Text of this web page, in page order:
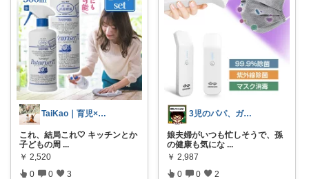
TaiKao｜育児×時短くらし🧺
これ、結局これ🤍 キッチンとか
子どもの周 ...
￥ 2,520
0 0 3
3児のパパ、ガジェット大好き@まっちゃん
娘夫婦がいつも忙しそうで、孫
の健康も気にな ...
￥ 2,987
0 0 2